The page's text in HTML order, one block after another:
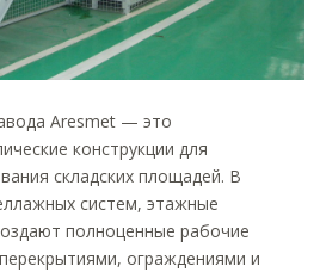
Aresmet — это
конструкции для
складских площадей. В
систем, этажные
полноценные рабочие
ограждениями и